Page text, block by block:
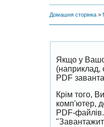
Домашня сторінка >
Якщо у
(наприклад,
PDF
Крім того,
комп'ютер,
PDF-